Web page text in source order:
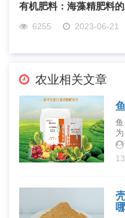
有机肥料：海藻精肥料
6255 2023-06-21
农业相关文章